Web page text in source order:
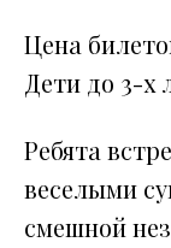
Цена
Дети до 3-х
Ребята
веселыми
смешной